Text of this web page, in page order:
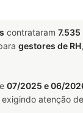
contrataram 7.535
gestores de RH,
07/2025 e 06/
atenção